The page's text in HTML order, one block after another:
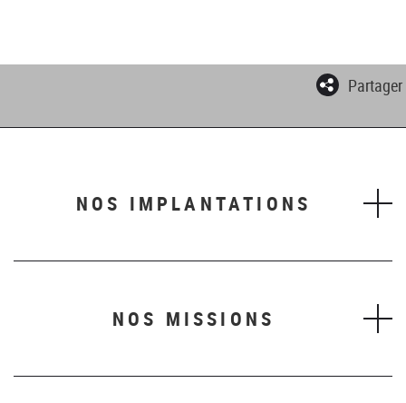
Partager
NOS IMPLANTATIONS
NOS MISSIONS